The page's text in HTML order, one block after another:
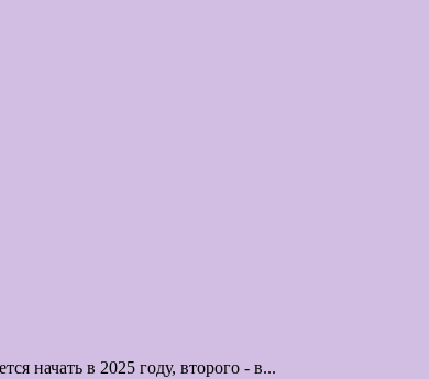
начать в 2025 году, второго - в...